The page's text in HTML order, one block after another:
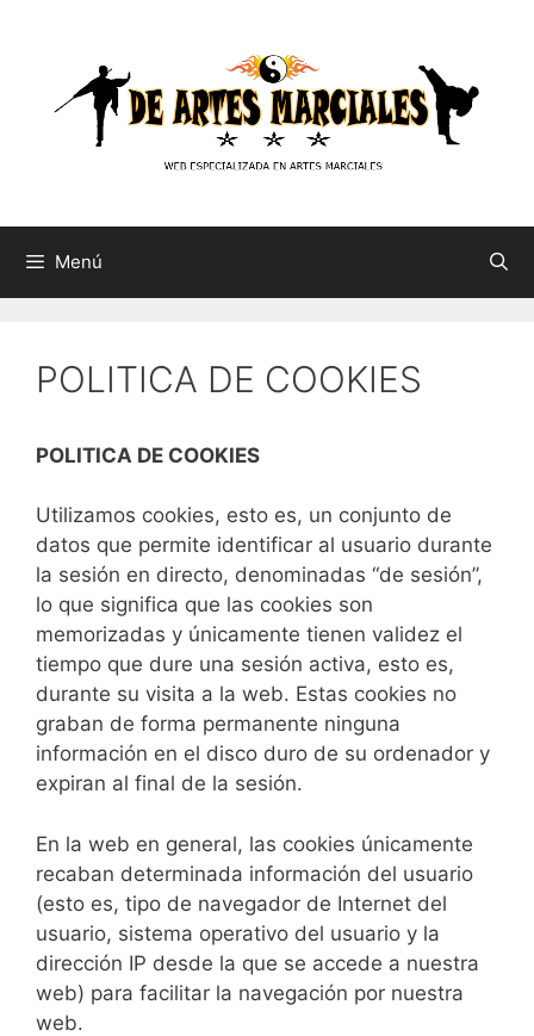
contenido
Menú
POLITICA DE COOKIES
POLITICA DE COOKIES
Utilizamos cookies, esto es, un conjunto de
datos que permite identificar al usuario durante
la sesión en directo, denominadas “de sesión”,
lo que significa que las cookies son
memorizadas y únicamente tienen validez el
tiempo que dure una sesión activa, esto es,
durante su visita a la web. Estas cookies no
graban de forma permanente ninguna
información en el disco duro de su ordenador y
expiran al final de la sesión.
En la web en general, las cookies únicamente
recaban determinada información del usuario
(esto es, tipo de navegador de Internet del
usuario, sistema operativo del usuario y la
dirección IP desde la que se accede a nuestra
web) para facilitar la navegación por nuestra
web.